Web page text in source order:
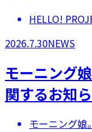
HELLO!
2026.7.30NEWS
モーニング
関するお知
モーニング娘